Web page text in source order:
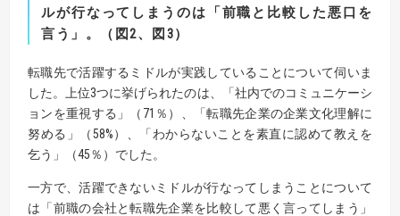
ルが行なってしまうのは「前職と比較した悪口を
言う」。（図2、図 3）
転職先で活躍するミドルが実践していることについて伺いま
した。上位3つに挙げられたのは、「社内でのコミュニケーシ
ョンを重視する」（71％）、「転職先企業の企業文化理解に
努める」（58%）、「わからないことを素直に認めて教えを
乞う」（45％）でした。
一方で、活躍できないミドルが行なってしまうことについて
は「前職の会社と転職先企業を比較して悪く言ってしまう」